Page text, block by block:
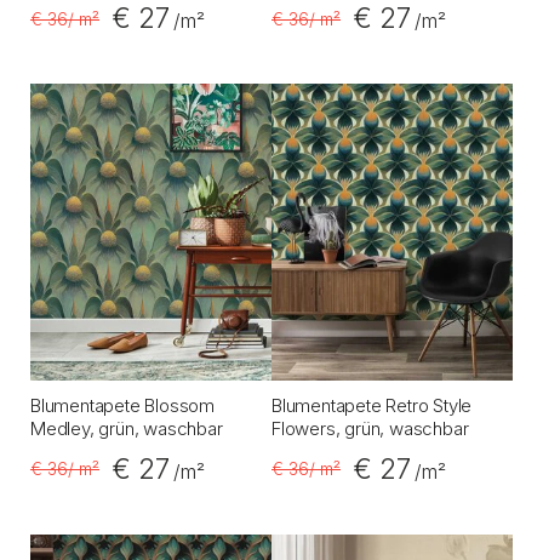
€ 36/ m² € 27 /m² € 36/ m² € 27 /m²
Blumentapete Blossom
Medley, grün, waschbar
€ 36/ m² € 27 /m²
Blumentapete Retro Style
Flowers, grün, waschbar
€ 36/ m² € 27 /m²